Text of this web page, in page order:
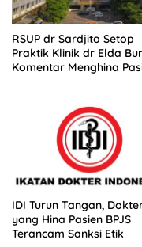
RSUP dr Sardjito Setop
Praktik Klinik dr Elda
Komentar Menghina
IDI Turun Tangan,
yang Hina Pasien BPJS
Terancam Sanksi Etik